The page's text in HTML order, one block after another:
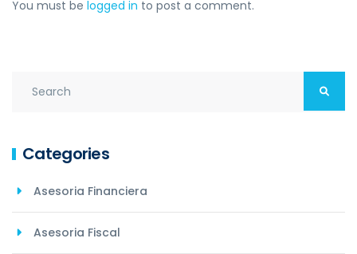
You must be logged in to post a comment.
Categories
Asesoria Financiera
Asesoria Fiscal